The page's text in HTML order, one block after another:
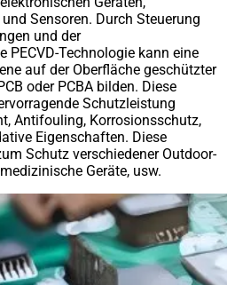
Sensoren. Durch Steuerung
und der
PECVD-Technologie kann eine
auf der Oberfläche geschützter
oder PCBA bilden. Diese
Schutzleistung
Antifouling, Korrosionsschutz,
Eigenschaften. Diese
Schutz verschiedener Outdoor-
Geräte, usw.